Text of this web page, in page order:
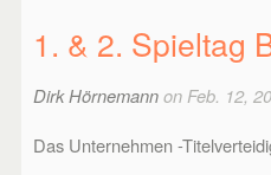
1. & 2. Spieltag
Dirk Hörnemannon Feb. 12,
Das Unternehmen -